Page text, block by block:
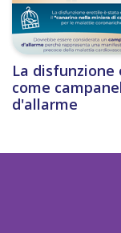
La
come
d'allarme